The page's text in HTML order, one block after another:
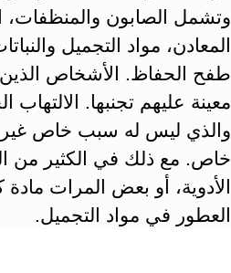
وتشمل الصابون والمنظفات،
المعادن، مواد التجميل
طفح الحفاظ. الأشخاص
معينة عليهم تجنبها.
والذي ليس له سبب خاص
خاص. مع ذلك في الكثير من
الأدوية، أو بعض المرات
العطور في مواد التجميل.